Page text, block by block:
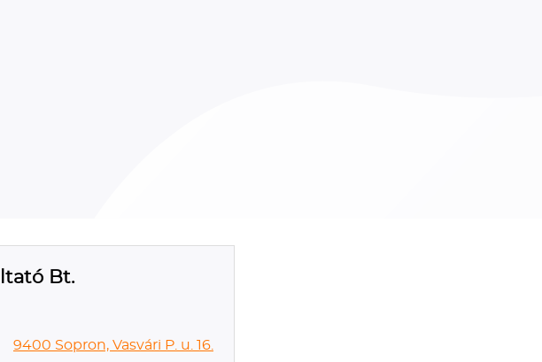
Bt.
9400 Sopron, Vasvári P. u. 16.